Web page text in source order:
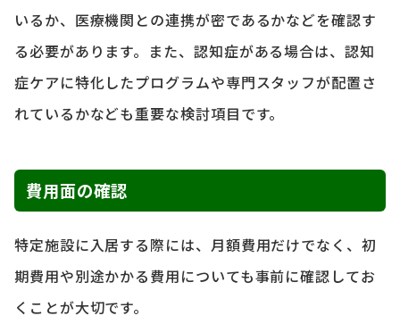
いるか、医療機関との連携が密であるかなどを確認す
る必要があります。また、認知症がある場合は、認知
症ケアに特化したプログラムや専門スタッフが配置さ
れているかなども重要な検討項目です。
費用面の確認
特定施設に入居する際には、月額費用だけでなく、初
期費用や別途かかる費用についても事前に確認してお
くことが大切です。